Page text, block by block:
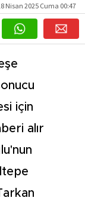
Nisan 2025 Cuma 00:47
için
alır